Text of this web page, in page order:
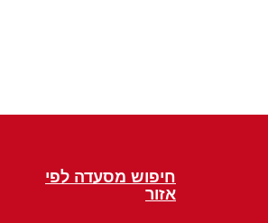
חיפוש מסעדה לפי
אזור